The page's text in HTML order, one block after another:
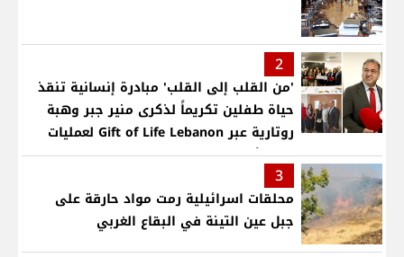
2
'من القلب إلى القلب' مبادرة إنسانية تنقذ
حياة طفلين تكريماً لذكرى منير جبر وهبة
روتارية عبر Gift of Life Lebanon لعمليات
قلب لأطفال في مستشفى حمود الجامعي
3
محلقات اسرائيلية رمت مواد حارقة على
جبل عين التينة في البقاع الغربي